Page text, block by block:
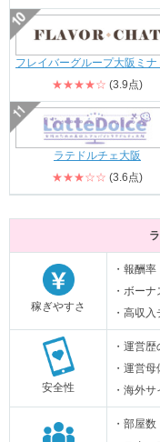
フレイバーグループ大阪ミナ
★★★★☆ (3.9点)
ラテドルチェ大阪
★★★☆☆ (3.6点)
稼ぎやすさ
・報酬率
・ボー
・高収
安全性
・運営歴
・運営
・海外
・部屋数